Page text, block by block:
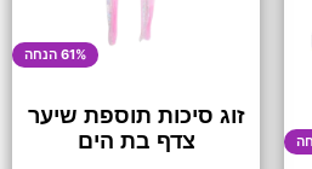
61% הנחה
זוג סיכות תוספת שיער
צדף בת הים